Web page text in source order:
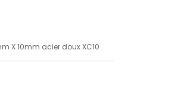
X 10mm acier doux XC10